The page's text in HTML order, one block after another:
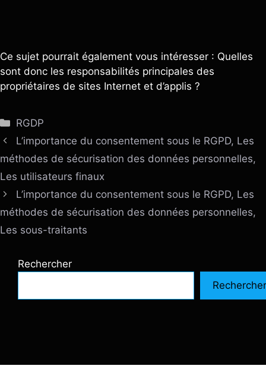
Ce sujet pourrait également vous intéresser : Quelles
sont donc les responsabilités principales des
propriétaires de sites Internet et d’applis ?
Catégories
RGDP
L’importance du consentement sous le RGPD, Les
méthodes de sécurisation des données personnelles,
Les utilisateurs finaux
L’importance du consentement sous le RGPD, Les
méthodes de sécurisation des données personnelles,
Les sous-traitants
Rechercher
Rechercher